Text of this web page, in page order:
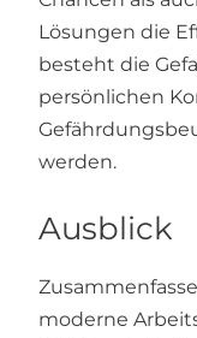
Lösungen die
besteht die
persönlichen
werden.
Ausblick
moderne